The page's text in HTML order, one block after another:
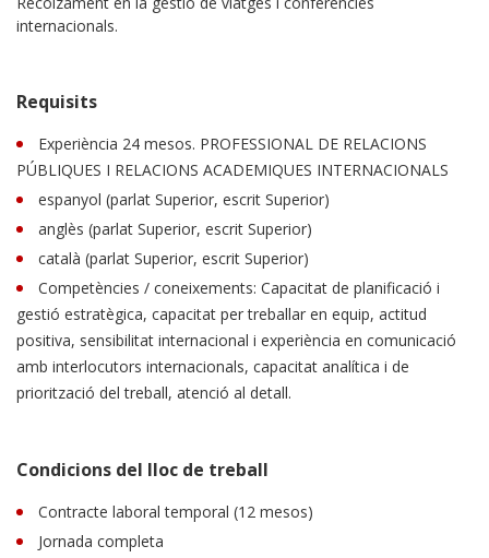
internacionals.
Requisits
Experiència 24 mesos. PROFESSIONAL DE RELACIONS
PÚBLIQUES I RELACIONS ACADEMIQUES INTERNACIONALS
espanyol (parlat Superior, escrit Superior)
anglès (parlat Superior, escrit Superior)
català (parlat Superior, escrit Superior)
Competències / coneixements: Capacitat de planificació i
gestió estratègica, capacitat per treballar en equip, actitud
positiva, sensibilitat internacional i experiència en comunicació
amb interlocutors internacionals, capacitat analítica i de
priorització del treball, atenció al detall.
Condicions del lloc de treball
Contracte laboral temporal (12 mesos)
Jornada completa